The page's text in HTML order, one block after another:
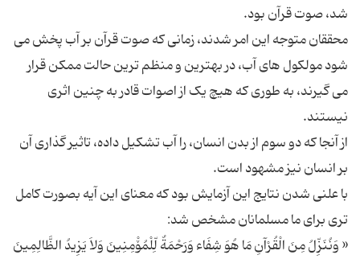
محققان متوجه این امر شدند، زمانی که صوت قرآن بر آب پخش می
شود مولکول های آب، در بهترین و منظم ترین حالت ممکن قرار
می گیرند، به طوری که هیچ یک از اصوات قادر به چنین اثری
از آنجا که دو سوم از بدن انسان، را آب تشکیل داده، تاثیر گذاری آن
با علنی شدن نتایج این آزمایش بود که معنای این آیه بصورت کامل
« وَنُنَزِّلُ مِنَ الْقُرْآنِ مَا هُوَ شِفَاء وَرَحْمَةٌ لِّلْمُۆْمِنِینَ وَلاَ یَزِیدُ الظَّالِمِینَ